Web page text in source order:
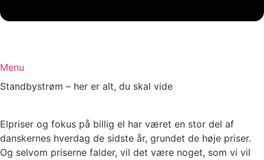
Menu
Standbystrøm – her er alt, du skal vide
Elpriser og fokus på billig el har været en stor del af
danskernes hverdag de sidste år, grundet de høje priser.
Og selvom priserne falder, vil det være noget, som vi vil